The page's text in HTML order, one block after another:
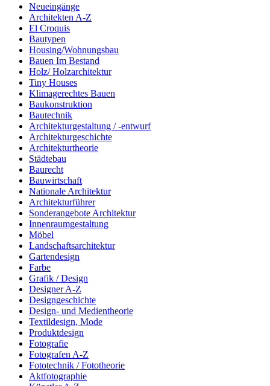
Neueingänge
Architekten A-Z
El Croquis
Bautypen
Housing/Wohnungsbau
Bauen Im Bestand
Holz/ Holzarchitektur
Tiny Houses
Klimagerechtes Bauen
Baukonstruktion
Bautechnik
Architekturgestaltung / -entwurf
Architekturgeschichte
Architekturtheorie
Städtebau
Baurecht
Bauwirtschaft
Nationale Architektur
Architekturführer
Sonderangebote Architektur
Innenraumgestaltung
Möbel
Landschaftsarchitektur
Gartendesign
Farbe
Grafik / Design
Designer A-Z
Designgeschichte
Design- und Medientheorie
Textildesign, Mode
Produktdesign
Fotografie
Fotografen A-Z
Fototechnik / Fototheorie
Aktfotographie